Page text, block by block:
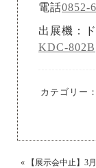
電話0852-
出展機：
KDC-802B
カテゴリー：
«
【展示会中止】3